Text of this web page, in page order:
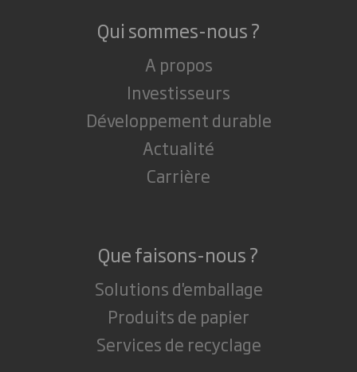
Qui sommes-nous ?
A propos
Investisseurs
Développement durable
Actualité
Carrière
Que faisons-nous ?
Solutions d'emballage
Produits de papier
Services de recyclage